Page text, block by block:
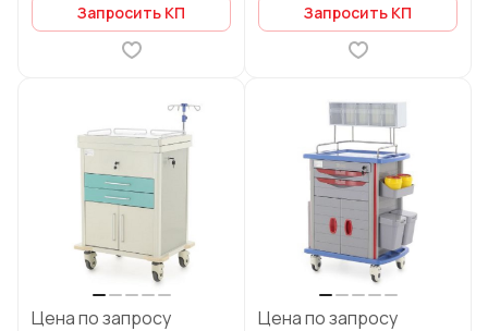
Запросить КП Запросить КП
Цена по запросу Цена по запросу